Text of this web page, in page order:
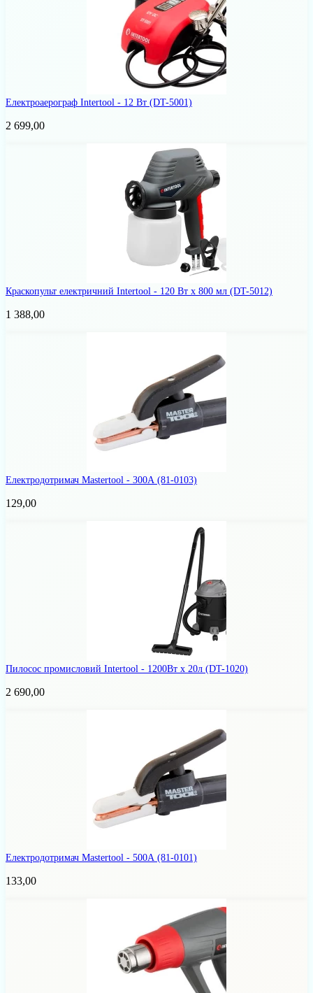
Електроаерограф Intertool - 12 Вт (DT-5001)
2 699,00
Краскопульт електричний Intertool - 120 Вт x 800 мл (DT-5012)
1 388,00
Електродотримач Mastertool - 300А (81-0103)
129,00
Пилосос промисловий Intertool - 1200Вт x 20л (DT-1020)
2 690,00
Електродотримач Mastertool - 500А (81-0101)
133,00